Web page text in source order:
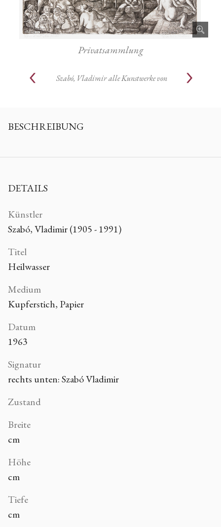
Privatsammlung
Szabó, Vladimir alle Kunstwerke von
BESCHREIBUNG
DETAILS
Künstler
Szabó, Vladimir (1905 - 1991)
Titel
Heilwasser
Medium
Kupferstich, Papier
Datum
1963
Signatur
rechts unten: Szabó Vladimir
Zustand
Breite
cm
Höhe
cm
Tiefe
cm